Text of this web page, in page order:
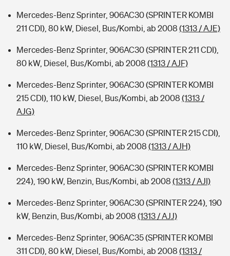
Mercedes-Benz Sprinter, 906AC30 (SPRINTER KOMBI
211 CDI), 80 kW, Diesel, Bus/Kombi, ab 2008 (1313 / AJE)
Mercedes-Benz Sprinter, 906AC30 (SPRINTER 211 CDI),
80 kW, Diesel, Bus/Kombi, ab 2008 (1313 / AJF)
Mercedes-Benz Sprinter, 906AC30 (SPRINTER KOMBI
215 CDI), 110 kW, Diesel, Bus/Kombi, ab 2008 (1313 /
AJG)
Mercedes-Benz Sprinter, 906AC30 (SPRINTER 215 CDI),
110 kW, Diesel, Bus/Kombi, ab 2008 (1313 / AJH)
Mercedes-Benz Sprinter, 906AC30 (SPRINTER KOMBI
224), 190 kW, Benzin, Bus/Kombi, ab 2008 (1313 / AJI)
Mercedes-Benz Sprinter, 906AC30 (SPRINTER 224), 190
kW, Benzin, Bus/Kombi, ab 2008 (1313 / AJJ)
Mercedes-Benz Sprinter, 906AC35 (SPRINTER KOMBI
311 CDI), 80 kW, Diesel, Bus/Kombi, ab 2008 (1313 /